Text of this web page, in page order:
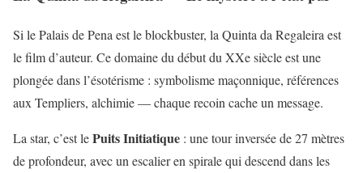
Si le Palais de Pena est le blockbuster, la Quinta da Regaleira est
le film d’auteur. Ce domaine du début du XXe siècle est une
plongée dans l’ésotérisme : symbolisme maçonnique, références
aux Templiers, alchimie — chaque recoin cache un message.
La star, c’est lePuits Initiatique : une tour inversée de 27 mètres
de profondeur, avec un escalier en spirale qui descend dans les